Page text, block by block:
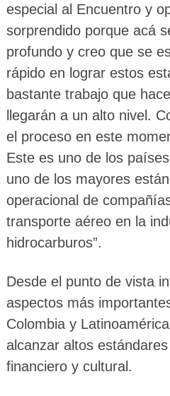
especial al Encuentro y
sorprendido porque acá
profundo y creo que se
rápido en lograr estos
bastante trabajo que
llegarán a un alto nivel.
el proceso en este
Este es uno de los
uno de los mayores
operacional de
transporte aéreo en la
hidrocarburos”.
Desde el punto de vista
aspectos más
Colombia y
alcanzar altos
financiero y cultural.